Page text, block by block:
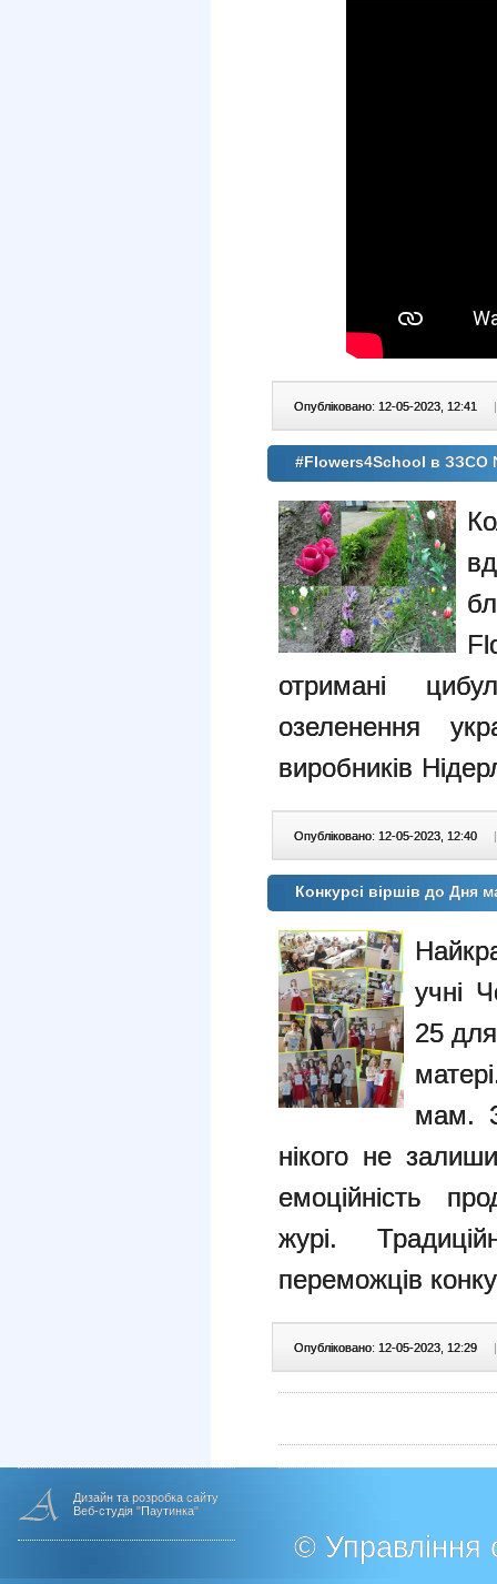
Опубліковано: 12-05-2023, 12:41 |
#Flowers4School в ЗЗСО
отримані
озеленення
виробників
Опубліковано: 12-05-2023, 12:40 |
Конкурсі віршів до Дня
учні
25
мам.
нікого не
емоційність
журі.
переможців
Опубліковано: 12-05-2023, 12:29 |
Дизайн та розробка сайту
Веб-студія "Паутинка"
© Управління